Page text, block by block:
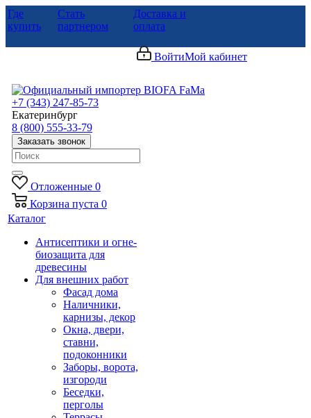
Где
купить
Стать
партнером
Доставка и
оплата
ВойтиМой кабинет
+7 (343) 247-85-73
Екатеринбург
8 (800) 555-33-79
Заказать звонок
Отложенные 0
Корзина пуста 0
Каталог
Антисептики и огне-
биозащита для
древесины
Для внешних работ
Фасад дома
Наличники,
карнизы, декор
Окна, двери,
ставни,
подоконники
Заборы, ворота,
изгороди
Беседки,
перголы